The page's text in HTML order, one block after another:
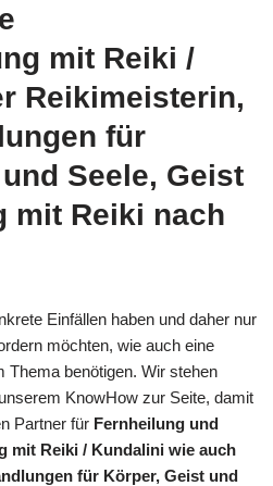
mit Reiki /
Reikimeisterin,
für
Seele, Geist
mit Reiki nach
Einfällen haben und daher nur
möchten, wie auch eine
Thema benötigen. Wir stehen
KnowHow zur Seite, damit
Partner für Fernheilung und
mit Reiki / Kundalini wie auch
für Körper, Geist und